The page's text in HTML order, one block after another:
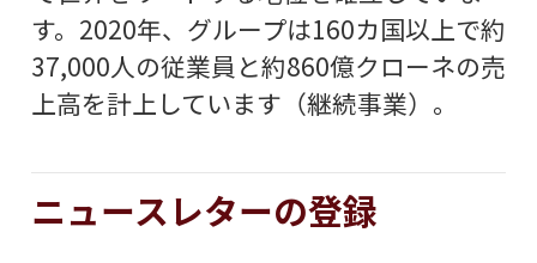
す。2020年、グループは160カ国以上で約
37,000人の従業員と約860億クローネの売
上高を計上しています（継続事業）。
ニュースレターの登録